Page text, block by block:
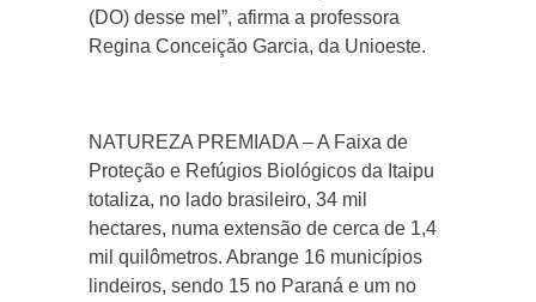
(DO) desse mel”, afirma a professora
Regina Conceição Garcia, da Unioeste.
NATUREZA PREMIADA – A Faixa de
Proteção e Refúgios Biológicos da Itaipu
totaliza, no lado brasileiro, 34 mil
hectares, numa extensão de cerca de 1,4
mil quilômetros. Abrange 16 municípios
lindeiros, sendo 15 no Paraná e um no